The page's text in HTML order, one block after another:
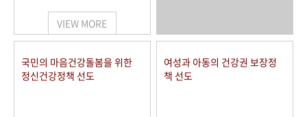
VIEW MORE
국민의 마음건강돌봄을 위한
정신건강정책 선도
여성과 아동의 건강권 보장정
책 선도